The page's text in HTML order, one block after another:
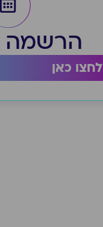
הרשמה
לחצו כאן